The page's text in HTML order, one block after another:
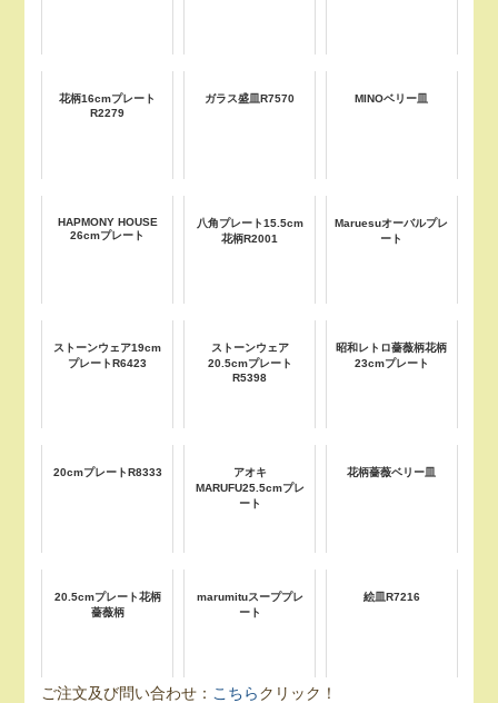
花柄16cmプレート
R2279
ガラス盛皿R7570 MINOベリー皿
HAPMONY HOUSE
26cmプレート
八角プレート15.5cm
花柄R2001
Maruesuオーバルプレ
ート
ストーンウェア19cm
プレートR6423
ストーンウェア
20.5cmプレート
R5398
昭和レトロ薔薇柄花柄
23cmプレート
20cmプレートR8333
アオキ
MARUFU25.5cmプレ
ート
花柄薔薇ベリー皿
20.5cmプレート花柄
薔薇柄
marumituスーププレ
ート
絵皿R7216
ご注文及び問い合わせ： こちらクリック！